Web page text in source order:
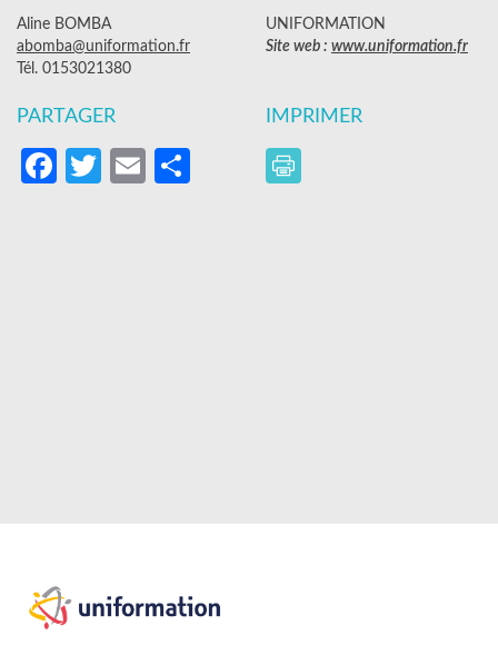
Aline BOMBA
abomba@uniformation.fr
Tél. 0153021380
UNIFORMATION
Site web : www.uniformation.fr
PARTAGER
Facebook
Twitter
EmailPartager
IMPRIMER